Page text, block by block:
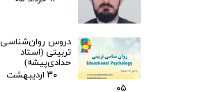
دروس روان‌شناسی
تربیتی (استاد
حدادی‌پیشه)
۳۰ اردیبهشت
۰۵